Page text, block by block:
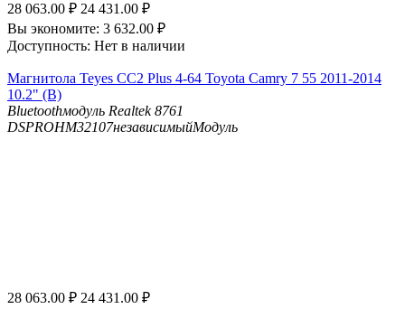
28 063.00 ₽ 24 431.00 ₽
Вы экономите: 3 632.00 ₽
Доступность: Нет в наличии
Магнитола Teyes CC2 Plus 4-64 Toyota Camry 7 55 2011-2014
10.2" (B)
Bluetoothмодуль Realtek 8761
DSPROHM32107независимыйМодуль
28 063.00 ₽ 24 431.00 ₽